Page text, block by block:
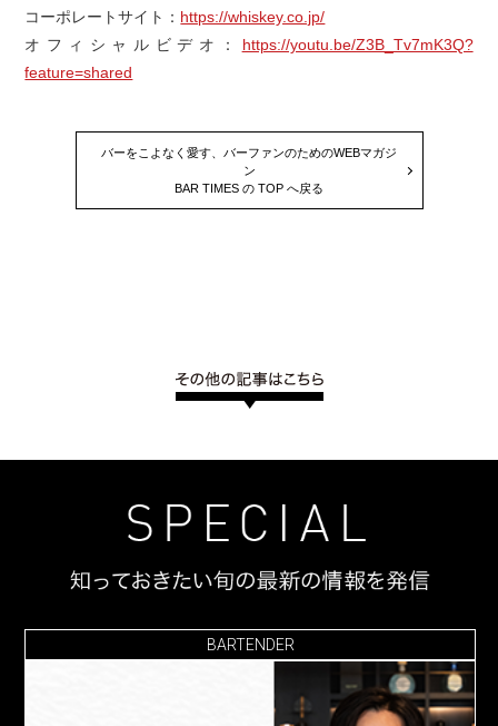
コーポレートサイト： https://whiskey.co.jp/
オフィシャルビデオ： https://youtu.be/Z3B_Tv7mK3Q?
feature=shared
バーをこよなく愛す、バーファンのためのWEBマガジ
ン
BAR TIMES の TOP へ戻る
BARTENDER